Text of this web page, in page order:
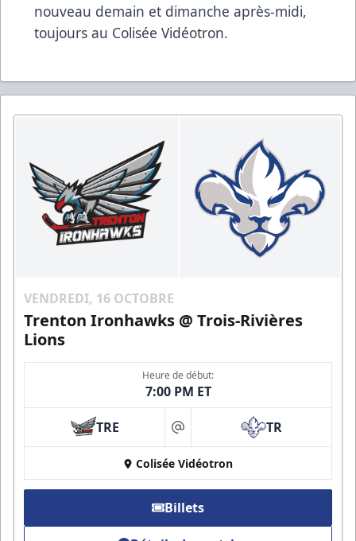
nouveau demain et dimanche après-midi,
toujours au Colisée Vidéotron.
VENDREDI, 16 OCTOBRE
Trenton Ironhawks @ Trois-Rivières
Lions
Heure de début:
7:00 PM ET
TRE at TR
Colisée Vidéotron
Billets